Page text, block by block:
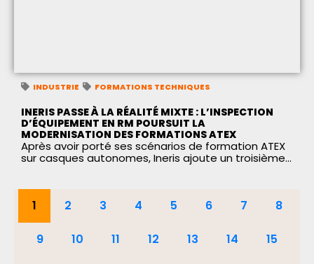
INDUSTRIE FORMATIONS TECHNIQUES
INERIS PASSE À LA RÉALITÉ MIXTE : L’INSPECTION
D’ÉQUIPEMENT EN RM POURSUIT LA
MODERNISATION DES FORMATIONS ATEX
Après avoir porté ses scénarios de formation ATEX
sur casques autonomes, Ineris ajoute un troisième...
1 2 3 4 5 6 7 8
9 10 11 12 13 14 15